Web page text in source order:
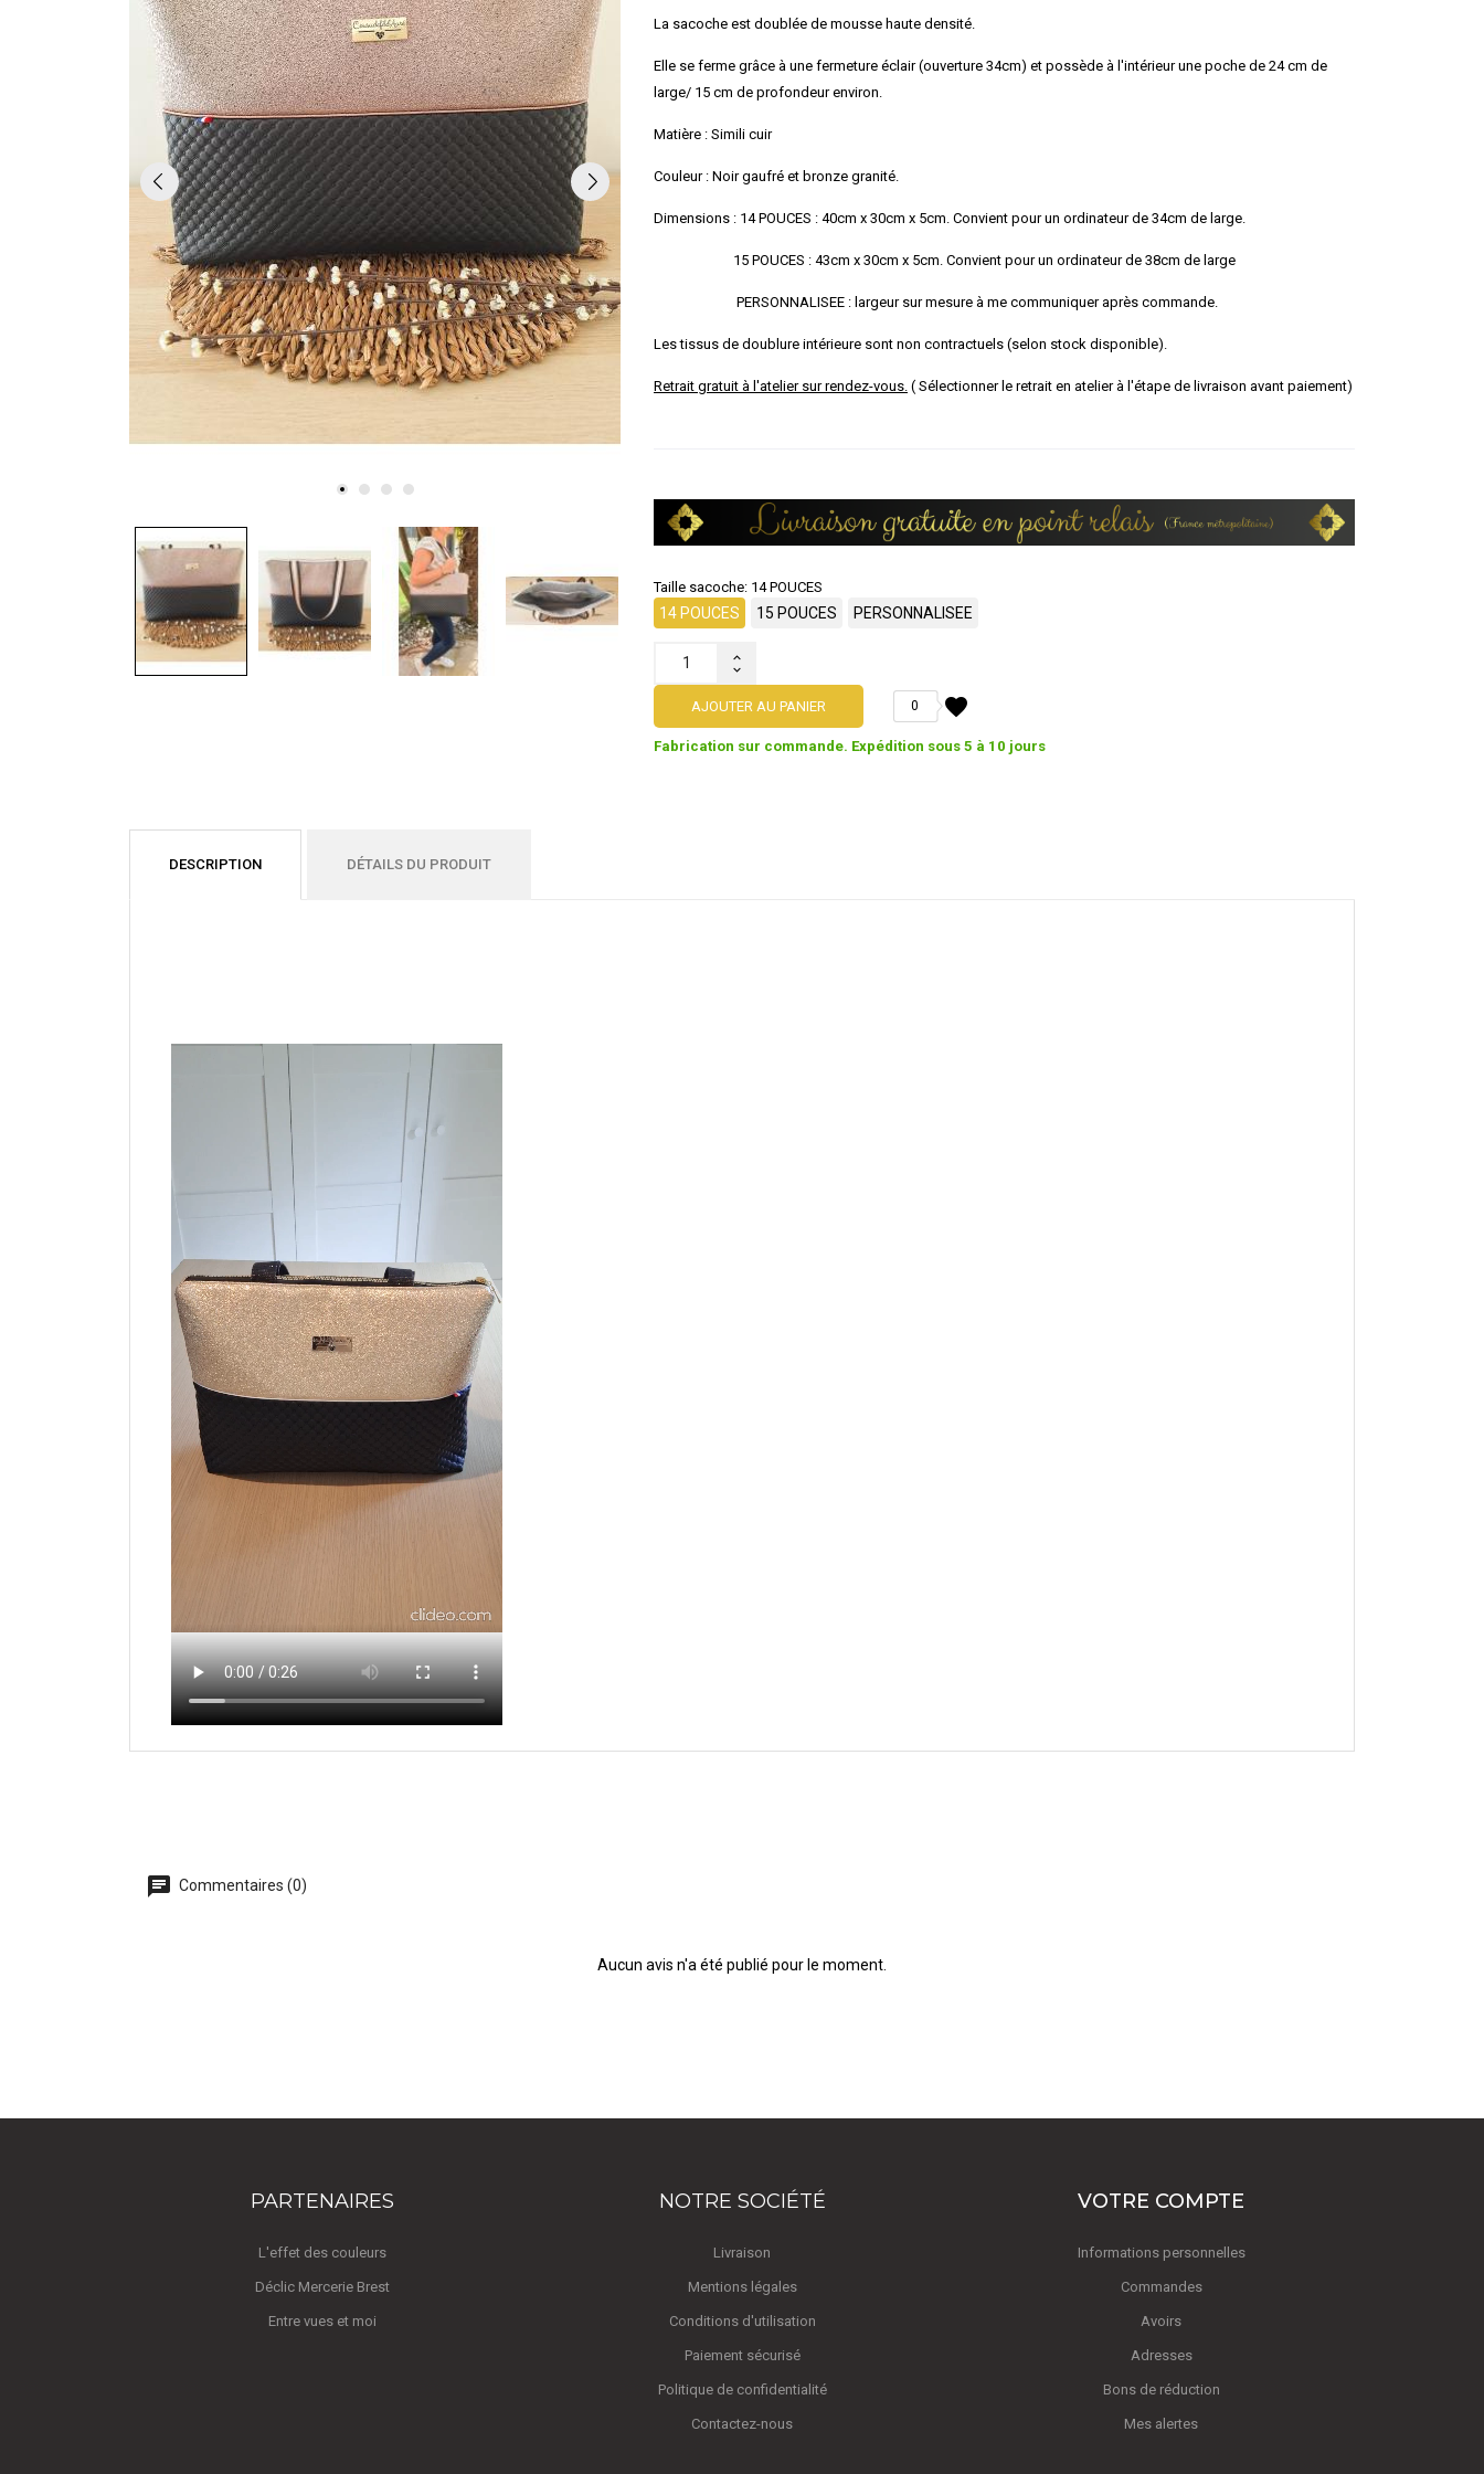
La sacoche est doublée de mousse haute densité.
Elle se ferme grâce à une fermeture éclair (ouverture 34cm) et possède à l'intérieur une poche de 24 cm de
large/ 15 cm de profondeur environ.
Matière : Simili cuir
Couleur : Noir gaufré et bronze granité.
Dimensions : 14 POUCES : 40cm x 30cm x 5cm. Convient pour un ordinateur de 34cm de large.
15 POUCES : 43cm x 30cm x 5cm. Convient pour un ordinateur de 38cm de large
PERSONNALISEE : largeur sur mesure à me communiquer après commande.
Les tissus de doublure intérieure sont non contractuels (selon stock disponible).
Retrait gratuit à l'atelier sur rendez-vous. ( Sélectionner le retrait en atelier à l'étape de livraison avant paiement)
Taille sacoche: 14 POUCES
14 POUCES 15 POUCES PERSONNALISEE
AJOUTER AU PANIER favorite
0
Fabrication sur commande. Expédition sous 5 à 10 jours
DESCRIPTION DÉTAILS DU PRODUIT
Commentaires (0)
Aucun avis n'a été publié pour le moment.
PARTENAIRES
L'effet des couleurs
Déclic Mercerie Brest
Entre vues et moi
NOTRE SOCIÉTÉ
Livraison
Mentions légales
Conditions d'utilisation
Paiement sécurisé
Politique de confidentialité
Contactez-nous
VOTRE COMPTE
Informations personnelles
Commandes
Avoirs
Adresses
Bons de réduction
Mes alertes